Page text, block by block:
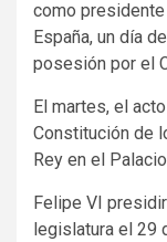
como
España, un día
posesión por el
El martes, el
Constitución de
Rey en el
Felipe VI
legislatura el 29